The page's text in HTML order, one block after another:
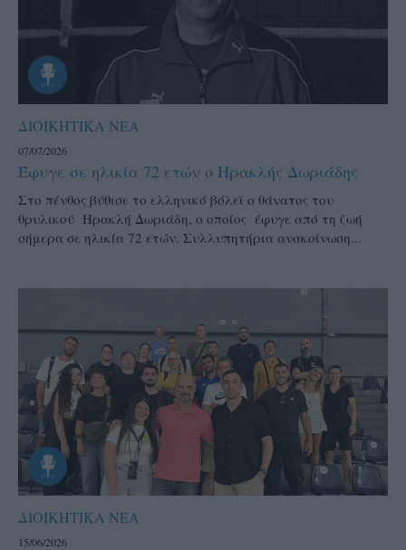
ΔΙΟΙΚΗΤΙΚΑ ΝΕΑ
07/07/2026
Έφυγε σε ηλικία 72 ετών ο Ηρακλής Δωριάδης
Στο πένθος βύθισε το ελληνικό βόλεϊ ο θάνατος του
θρυλικού Ηρακλή Δωριάδη, ο οποίος έφυγε από τη ζωή
σήμερα σε ηλικία 72 ετών. Συλλυπητήρια ανακοίνωση...
ΔΙΟΙΚΗΤΙΚΑ ΝΕΑ
15/06/2026